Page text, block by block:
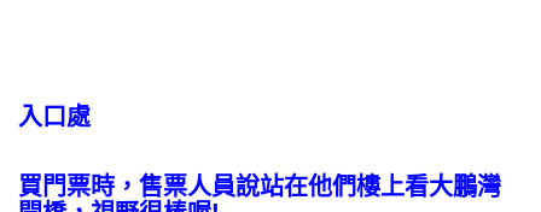
入口處
買門票時，售票人員說站在他們樓上看大鵬灣